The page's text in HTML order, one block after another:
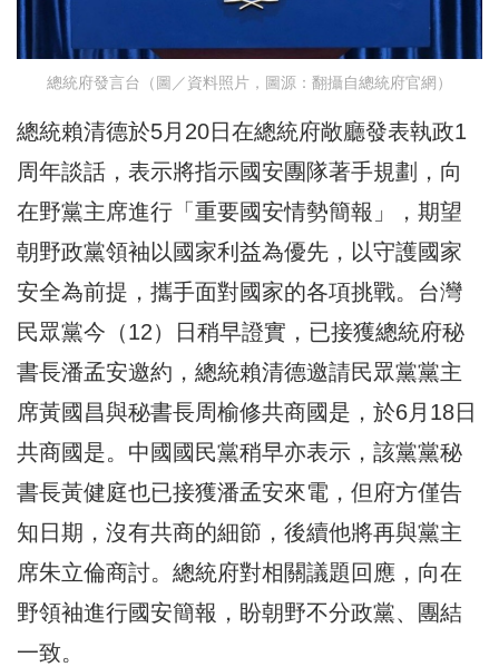
總統府發言台（圖／資料照片，圖源：翻攝自總統府官網）
總統賴清德於5月20日在總統府敞廳發表執政1
周年談話，表示將指示國安團隊著手規劃，向
在野黨主席進行「重要國安情勢簡報」，期望
朝野政黨領袖以國家利益為優先，以守護國家
安全為前提，攜手面對國家的各項挑戰。台灣
民眾黨今（12）日稍早證實，已接獲總統府秘
書長潘孟安邀約，總統賴清德邀請民眾黨黨主
席黃國昌與秘書長周榆修共商國是，於6月18日
共商國是。中國國民黨稍早亦表示，該黨黨秘
書長黃健庭也已接獲潘孟安來電，但府方僅告
知日期，沒有共商的細節，後續他將再與黨主
席朱立倫商討。總統府對相關議題回應，向在
野領袖進行國安簡報，盼朝野不分政黨、團結
一致。